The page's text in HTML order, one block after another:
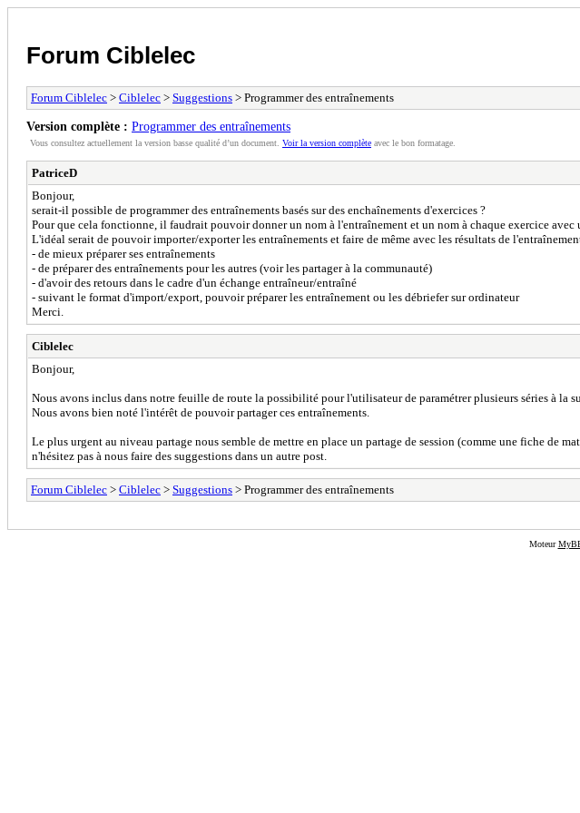
Forum Ciblelec
Forum Ciblelec > Ciblelec > Suggestions > Programmer des entraînements
Version complète : Programmer des entraînements
Vous consultez actuellement la version basse qualité d’un document. Voir la version complète avec le bon formatage.
PatriceD
Bonjour,
serait-il possible de programmer des entraînements basés sur des enchaînements d'exercices ?
Pour que cela fonctionne, il faudrait pouvoir donner un nom à l'entraînement et un nom à chaque exercice avec
L'idéal serait de pouvoir importer/exporter les entraînements et faire de même avec les résultats de
- de mieux préparer ses entraînements
- de préparer des entraînements pour les autres (voir les partager à la communauté)
- d'avoir des retours dans le cadre d'un échange entraîneur/entraîné
- suivant le format d'import/export, pouvoir préparer les entraînement ou les débriefer sur ordinateur
Merci.
Ciblelec
Bonjour,
Nous avons inclus dans notre feuille de route la possibilité pour l'utilisateur de paramétrer plusieurs séries à la
Nous avons bien noté l'intérêt de pouvoir partager ces entraînements.
Le plus urgent au niveau partage nous semble de mettre en place un partage de session (comme une fiche de
n'hésitez pas à nous faire des suggestions dans un autre post.
Forum Ciblelec > Ciblelec > Suggestions > Programmer des entraînements
Moteur